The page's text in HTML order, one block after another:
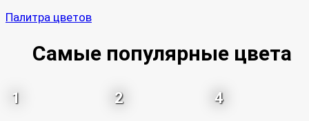
Палитра цветов
Самые популярные цвета
1 2 4